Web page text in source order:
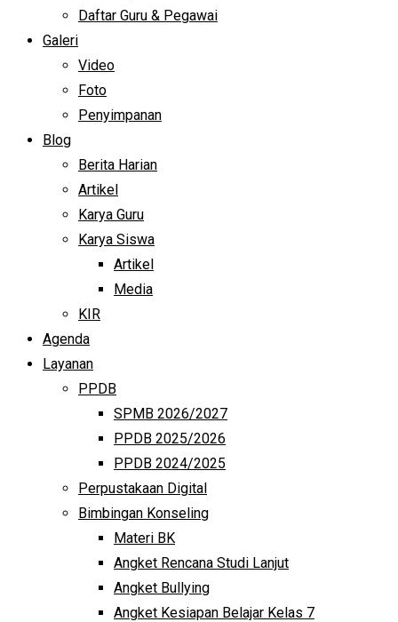
Daftar Guru & Pegawai
Galeri
Video
Foto
Penyimpanan
Blog
Berita Harian
Artikel
Karya Guru
Karya Siswa
Artikel
Media
KIR
Agenda
Layanan
PPDB
SPMB 2026/2027
PPDB 2025/2026
PPDB 2024/2025
Perpustakaan Digital
Bimbingan Konseling
Materi BK
Angket Rencana Studi Lanjut
Angket Bullying
Angket Kesiapan Belajar Kelas 7